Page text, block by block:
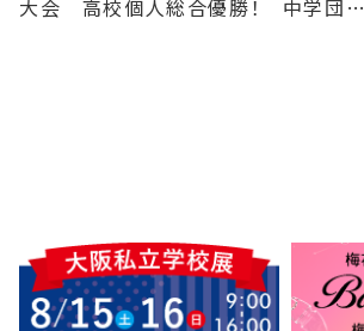
大会 高校個人総合優勝！ 中学団体